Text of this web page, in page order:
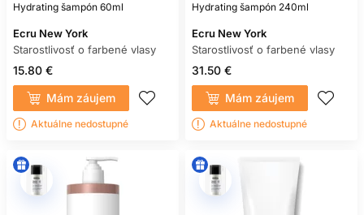
Hydrating šampón 60ml
Ecru New York
Starostlivosť o farbené vlasy
15.80 €
Mám záujem
Aktuálne nedostupné
Hydrating šampón 240ml
Ecru New York
Starostlivosť o farbené vlasy
31.50 €
Mám záujem
Aktuálne nedostupné